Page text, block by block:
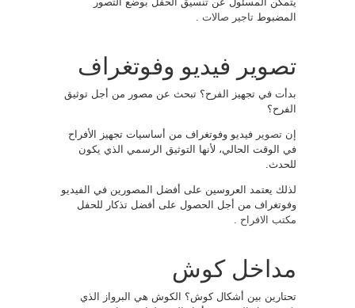
المضبوط تاجير صالات
تصوير فيديو وفوتغراف
بدأت في تجهيز الفرح؟ تبحث عن مصور من أجل توثيق
الفرح؟
إن تصوير فيديو وفوتغراف من أساسيات تجهيز الأفراح
في الوقت الحالي، لأنها التوثيق الرسمي الذي يكون
للحدث.
لذلك يعتمد العروسين على أفضل المصورين في الفيديو
وفوتغراف من أجل الحصول على أفضل تذكار للحفل
مكتب الافراح
مداخل كوش
تحتارين بين أشكال كوش؟ الكوش هي البرواز الذي